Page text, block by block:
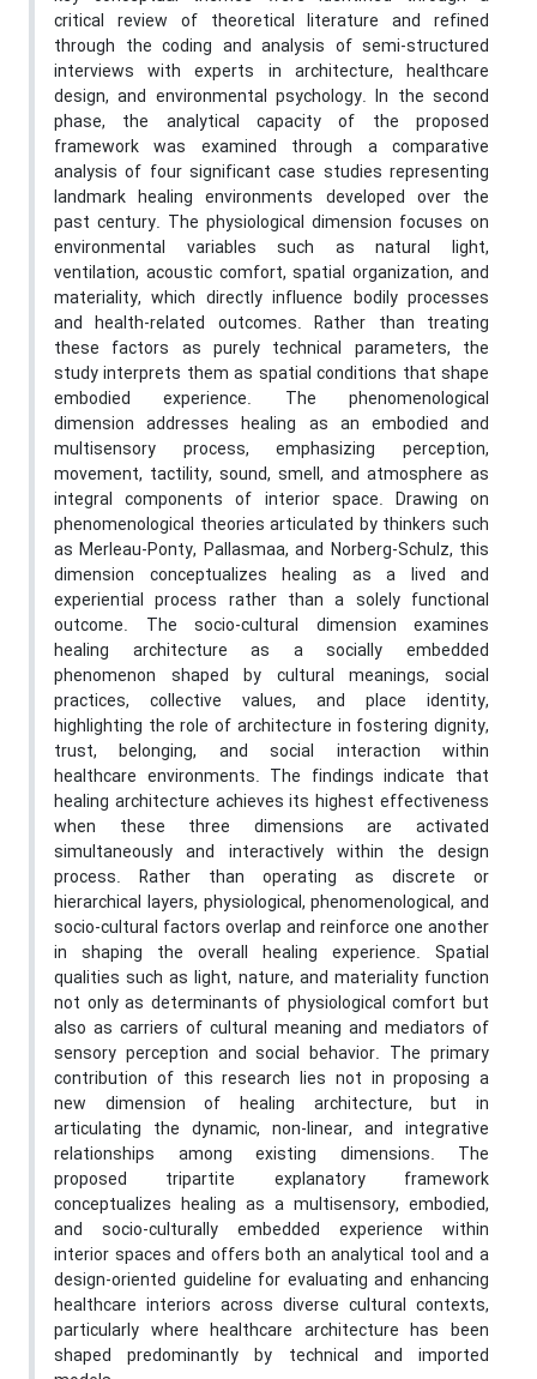
critical review of theoretical literature and refined
through the coding and analysis of semi-structured
interviews with experts in architecture, healthcare
design, and environmental psychology. In the second
phase, the analytical capacity of the proposed
framework was examined through a comparative
analysis of four significant case studies representing
landmark healing environments developed over the
past century. The physiological dimension focuses on
environmental variables such as natural light,
ventilation, acoustic comfort, spatial organization, and
materiality, which directly influence bodily processes
and health-related outcomes. Rather than treating
these factors as purely technical parameters, the
study interprets them as spatial conditions that shape
embodied experience. The phenomenological
dimension addresses healing as an embodied and
multisensory process, emphasizing perception,
movement, tactility, sound, smell, and atmosphere as
integral components of interior space. Drawing on
phenomenological theories articulated by thinkers such
as Merleau-Ponty, Pallasmaa, and Norberg-Schulz, this
dimension conceptualizes healing as a lived and
experiential process rather than a solely functional
outcome. The socio-cultural dimension examines
healing architecture as a socially embedded
phenomenon shaped by cultural meanings, social
practices, collective values, and place identity,
highlighting the role of architecture in fostering dignity,
trust, belonging, and social interaction within
healthcare environments. The findings indicate that
healing architecture achieves its highest effectiveness
when these three dimensions are activated
simultaneously and interactively within the design
process. Rather than operating as discrete or
hierarchical layers, physiological, phenomenological, and
socio-cultural factors overlap and reinforce one another
in shaping the overall healing experience. Spatial
qualities such as light, nature, and materiality function
not only as determinants of physiological comfort but
also as carriers of cultural meaning and mediators of
sensory perception and social behavior. The primary
contribution of this research lies not in proposing a
new dimension of healing architecture, but in
articulating the dynamic, non-linear, and integrative
relationships among existing dimensions. The
proposed tripartite explanatory framework
conceptualizes healing as a multisensory, embodied,
and socio-culturally embedded experience within
interior spaces and offers both an analytical tool and a
design-oriented guideline for evaluating and enhancing
healthcare interiors across diverse cultural contexts,
particularly where healthcare architecture has been
shaped predominantly by technical and imported